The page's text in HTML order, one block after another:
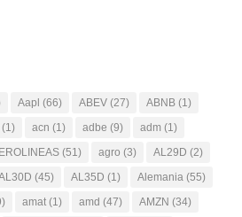
Aapl (66) ABEV (27) ABNB (1)
(1) acn (1) adbe (9) adm (1)
(51) agro (3) AL29D (2)
(45) AL35D (1) Alemania (55)
amat (1) amd (47) AMZN (34)